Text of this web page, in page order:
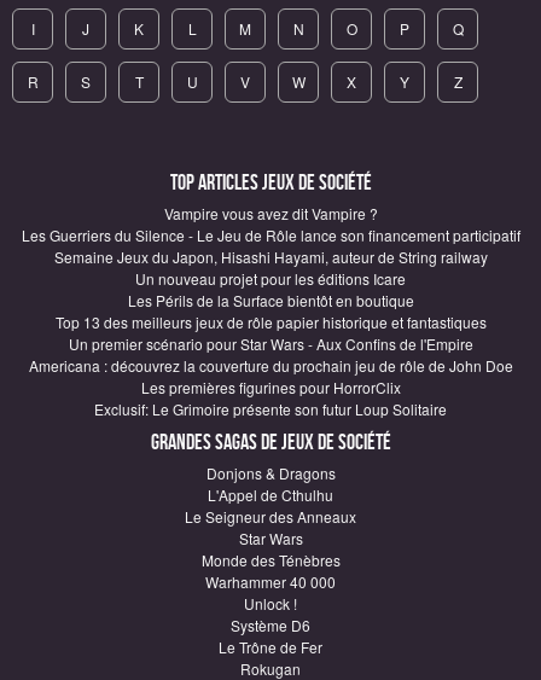
I J K L M N O P Q
R S T U V W X Y Z
Top articles Jeux de société
Vampire vous avez dit Vampire ?
Les Guerriers du Silence - Le Jeu de Rôle lance son financement participatif
Semaine Jeux du Japon, Hisashi Hayami, auteur de String railway
Un nouveau projet pour les éditions Icare
Les Périls de la Surface bientôt en boutique
Top 13 des meilleurs jeux de rôle papier historique et fantastiques
Un premier scénario pour Star Wars - Aux Confins de l'Empire
Americana : découvrez la couverture du prochain jeu de rôle de John Doe
Les premières figurines pour HorrorClix
Exclusif: Le Grimoire présente son futur Loup Solitaire
Grandes sagas de Jeux de société
Donjons & Dragons
L'Appel de Cthulhu
Le Seigneur des Anneaux
Star Wars
Monde des Ténèbres
Warhammer 40 000
Unlock !
Système D6
Le Trône de Fer
Rokugan